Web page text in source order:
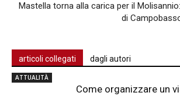
Mastella torna alla carica per il
di
articoli collegati dagli autori
ATTUALITÀ
Come organizzare un